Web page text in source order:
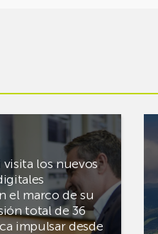
los nuevos
el marco de su
total de 36
impulsar desde